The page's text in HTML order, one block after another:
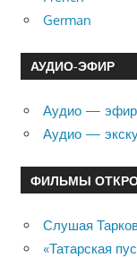
German
АУДИО-ЭФИР
Аудио — эфир:
Аудио —
ФИЛЬМЫ
Слушая
«Татарская